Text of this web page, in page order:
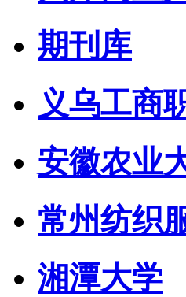
期刊库
义乌工商
安徽农业
常州纺织
湘潭大学